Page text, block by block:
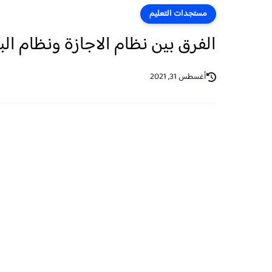
مستجدات التعليم
الفرق بين نظام الاجازة ونظام
أغسطس 31, 2021